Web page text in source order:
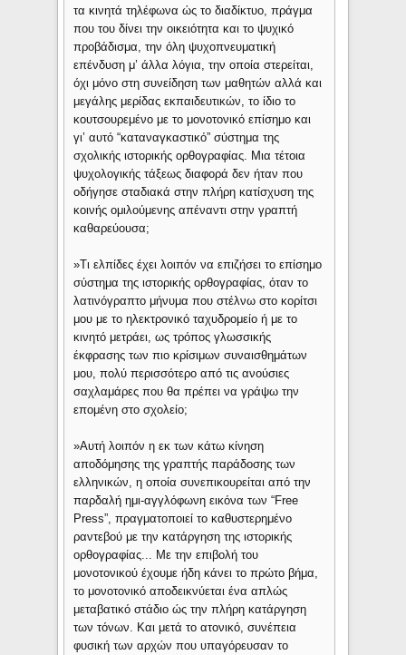
τα κινητά τηλέφωνα ώς το διαδίκτυο, πράγμα
που του δίνει την οικειότητα και το ψυχικό
προβάδισμα, την όλη ψυχοπνευματική
επένδυση μ’ άλλα λόγια, την οποία στερείται,
όχι μόνο στη συνείδηση των μαθητών αλλά και
μεγάλης μερίδας εκπαιδευτικών, το ίδιο το
κουτσουρεμένο με το μονοτονικό επίσημο και
γι’ αυτό “καταναγκαστικό” σύστημα της
σχολικής ιστορικής ορθογραφίας. Μια τέτοια
ψυχολογικής τάξεως διαφορά δεν ήταν που
οδήγησε σταδιακά στην πλήρη κατίσχυση της
κοινής ομιλούμενης απέναντι στην γραπτή
καθαρεύουσα;
»Τι ελπίδες έχει λοιπόν να επιζήσει το επίσημο
σύστημα της ιστορικής ορθογραφίας, όταν το
λατινόγραπτο μήνυμα που στέλνω στο κορίτσι
μου με το ηλεκτρονικό ταχυδρομείο ή με το
κινητό μετράει, ως τρόπος γλωσσικής
έκφρασης των πιο κρίσιμων συναισθημάτων
μου, πολύ περισσότερο από τις ανούσιες
σαχλαμάρες που θα πρέπει να γράψω την
επομένη στο σχολείο;
»Αυτή λοιπόν η εκ των κάτω κίνηση
αποδόμησης της γραπτής παράδοσης των
ελληνικών, η οποία συνεπικουρείται από την
παρδαλή ημι-αγγλόφωνη εικόνα των “Free
Press”, πραγματοποιεί το καθυστερημένο
ραντεβού με την κατάργηση της ιστορικής
ορθογραφίας... Με την επιβολή του
μονοτονικού έχουμε ήδη κάνει το πρώτο βήμα,
το μονοτονικό αποδεικνύεται ένα απλώς
μεταβατικό στάδιο ώς την πλήρη κατάργηση
των τόνων. Και μετά το ατονικό, συνέπεια
φυσική των αρχών που υπαγόρευσαν το